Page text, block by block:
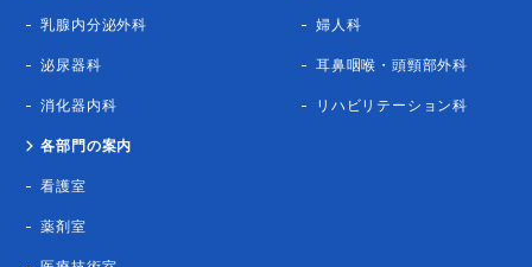
乳腺内分泌外科 婦人科
泌尿器科 耳鼻咽喉・頭頸部外科
消化器内科 リハビリテーション科
各部門の案内
看護室
薬剤室